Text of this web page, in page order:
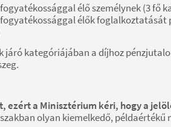
élő személynek (3 fő
élők foglalkoztatását
járó kategóriájában a díjhoz
ezért a Minisztérium kéri, hogy a
olyan kiemelkedő,